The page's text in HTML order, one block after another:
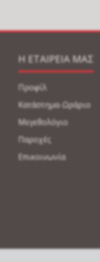
Η ΕΤΑΙΡΕΙΑ ΜΑΣ
Προφίλ
Κατάστημα-Ωράριο
Μεγεθολόγιο
Παροχές
Επικοινωνία